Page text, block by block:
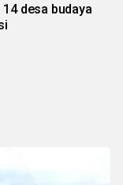
desa budaya